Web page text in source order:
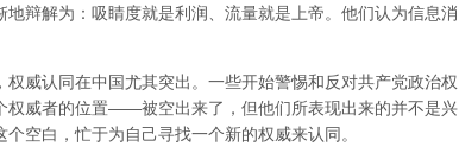
辩解为：吸睛度就是利润、流量就是上帝。他们认为信息消
威认同在中国尤其突出。一些开始警惕和反对共产党政治权
威者的位置——被空出来了，但他们所表现出来的并不是兴
空白，忙于为自己寻找一个新的权威来认同。